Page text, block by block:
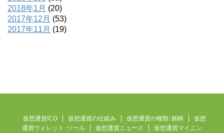
2018年1月 (20)
2017年12月 (53)
2017年11月 (19)
仮想通貨ICO 仮想通貨の仕組み 仮想通貨の種類･銘柄
仮想
通貨ウォレット･ツール
仮想通貨ニュース 仮想通貨マイニン